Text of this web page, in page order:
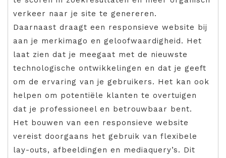
verkeer naar je site te genereren.
Daarnaast draagt een responsieve website bij
aan je merkimago en geloofwaardigheid. Het
laat zien dat je meegaat met de nieuwste
technologische ontwikkelingen en dat je geeft
om de ervaring van je gebruikers. Het kan ook
helpen om potentiële klanten te overtuigen
dat je professioneel en betrouwbaar bent.
Het bouwen van een responsieve website
vereist doorgaans het gebruik van flexibele
lay-outs, afbeeldingen en mediaquery’s. Dit